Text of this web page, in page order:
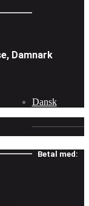
Damnark
Dansk
Betal med: